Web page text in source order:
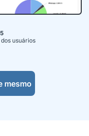
dos usuários
mesmo